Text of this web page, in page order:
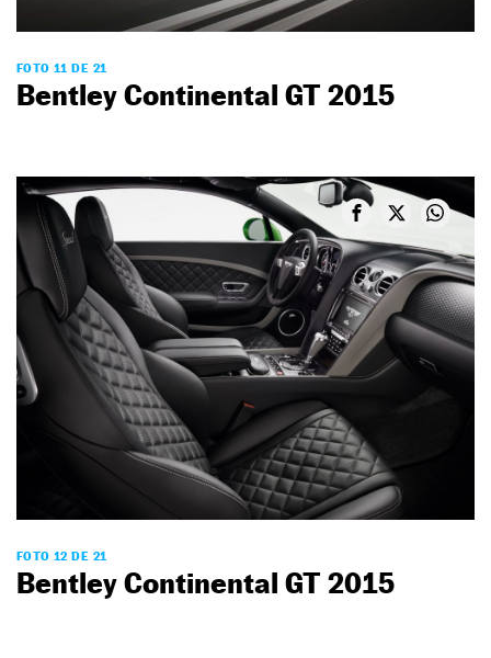
FOTO 11 DE 21
Bentley Continental GT 2015
FOTO 12 DE 21
Bentley Continental GT 2015